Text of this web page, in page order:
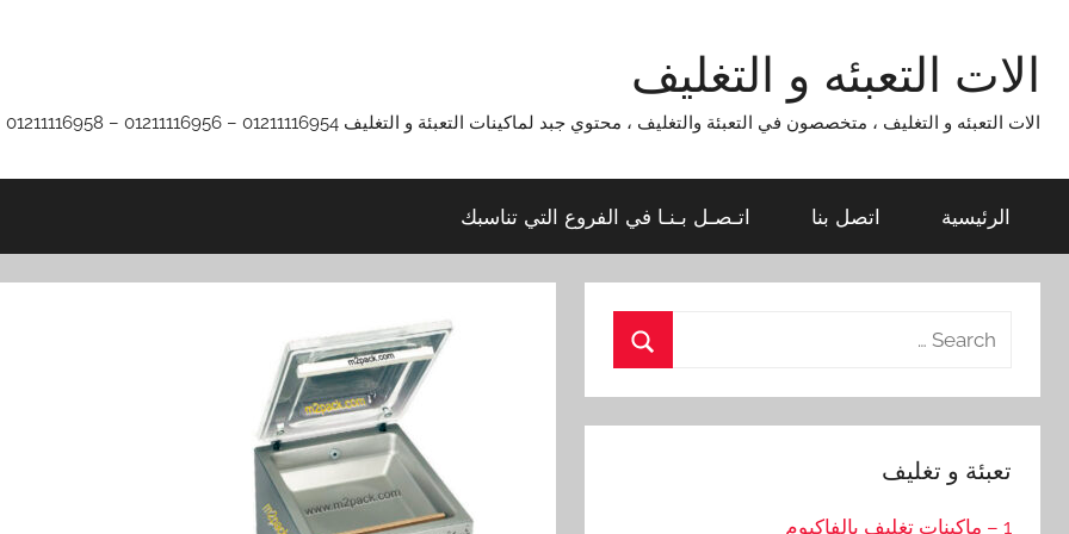
contentالات التعبئه و التغليف
الات التعبئه و التغليف ، متخصصون في التعبئة والتغليف ، محتوي جبد لماكينات التعبئة و التغليف 01211116954 – 01211116956 – 01211116958
الرئيسية اتصل بنا اتـصـل بـنـا في الفروع التي تناسبك
Search
تعبئة و تغليف
1 – ماكينات تغليف بالفاكيوم